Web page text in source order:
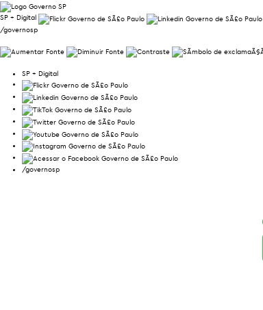
SP + Digital
/governosp
SP + Digital
/governosp